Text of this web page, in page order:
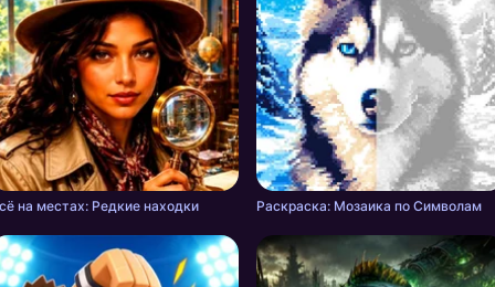
на местах: Редкие находки Раскраска: Мозаика по Символам